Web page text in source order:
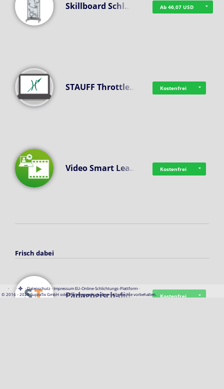
Skillboard Schl… Ab 46,07 USD
STAUFF Throttle… Kostenfrei
Video Smart Lea… Kostenfrei
Frisch dabei
Pädagogisch-did… Kostenfrei
· · ·Datenschutz·Impressum EU-Online-Schlichtungs-Plattform·
© 2016 - 2026 SupraTix GmbH oder Partnergesellschaften - Alle Rechte vorbehalten.